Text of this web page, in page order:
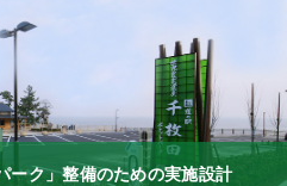
ーク」整備のための実施設計